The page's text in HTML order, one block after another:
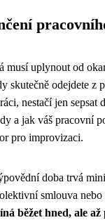
musí uplynout od
skutečně odejdete z
nestačí jen sepsat
a jak váš pracovní
pro improvizaci.
doba trvá
smlouva
běžet hned, ale